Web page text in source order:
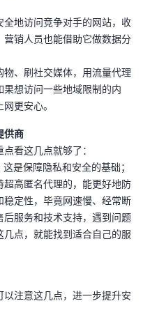
地访问竞争对手的网站，收
销人员也能借助它做数据分
、刷社交媒体，用流量代理
想访问一些地域限制的内
更安心。
供商
看这几点就够了：
是保障隐私和安全的基础；
高匿名代理的，能更好地防
定性，毕竟网速慢、经常断
服务和技术支持，遇到问题
点，就能找到适合自己的服
注意这几点，进一步提升安